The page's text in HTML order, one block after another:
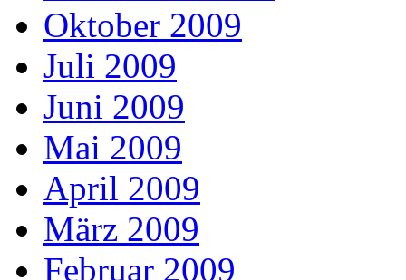
Oktober 2009
Juli 2009
Juni 2009
Mai 2009
April 2009
März 2009
Februar 2009